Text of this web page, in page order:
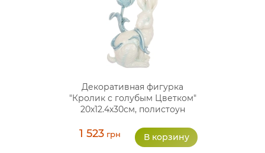
Декоративная фигурка
"Кролик с голубым Цветком"
20х12.4х30см, полистоун
1 523 грн